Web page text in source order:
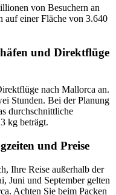
von Besuchern an
auf einer Fläche von 3.640
und Direktflüge
nach Mallorca an.
Stunden. Bei der Planung
durchschnittliche
kg beträgt.
und Preise
Ihre Reise außerhalb der
Juni und September gelten
Achten Sie beim Packen